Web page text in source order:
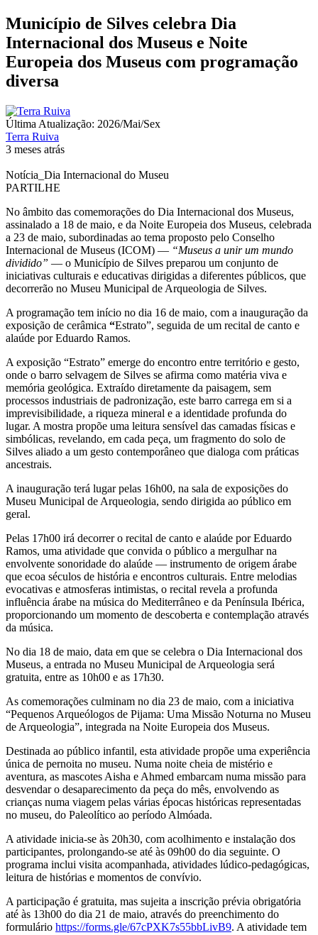
Município de Silves celebra Dia
Internacional dos Museus e Noite
Europeia dos Museus com programação
diversa
Última Atualização: 2026/Mai/Sex
Terra Ruiva
3 meses atrás
Notícia_Dia Internacional do Museu
PARTILHE
No âmbito das comemorações do Dia Internacional dos Museus,
assinalado a 18 de maio, e da Noite Europeia dos Museus, celebrada
a 23 de maio, subordinadas ao tema proposto pelo Conselho
Internacional de Museus (ICOM) — “Museus a unir um mundo
dividido” — o Município de Silves preparou um conjunto de
iniciativas culturais e educativas dirigidas a diferentes públicos, que
decorrerão no Museu Municipal de Arqueologia de Silves.
A programação tem início no dia 16 de maio, com a inauguração da
exposição de cerâmica “Estrato”, seguida de um recital de canto e
alaúde por Eduardo Ramos.
A exposição “Estrato” emerge do encontro entre território e gesto,
onde o barro selvagem de Silves se afirma como matéria viva e
memória geológica. Extraído diretamente da paisagem, sem
processos industriais de padronização, este barro carrega em si a
imprevisibilidade, a riqueza mineral e a identidade profunda do
lugar. A mostra propõe uma leitura sensível das camadas físicas e
simbólicas, revelando, em cada peça, um fragmento do solo de
Silves aliado a um gesto contemporâneo que dialoga com práticas
ancestrais.
A inauguração terá lugar pelas 16h00, na sala de exposições do
Museu Municipal de Arqueologia, sendo dirigida ao público em
geral.
Pelas 17h00 irá decorrer o recital de canto e alaúde por Eduardo
Ramos, uma atividade que convida o público a mergulhar na
envolvente sonoridade do alaúde — instrumento de origem árabe
que ecoa séculos de história e encontros culturais. Entre melodias
evocativas e atmosferas intimistas, o recital revela a profunda
influência árabe na música do Mediterrâneo e da Península Ibérica,
proporcionando um momento de descoberta e contemplação através
da música.
No dia 18 de maio, data em que se celebra o Dia Internacional dos
Museus, a entrada no Museu Municipal de Arqueologia será
gratuita, entre as 10h00 e as 17h30.
As comemorações culminam no dia 23 de maio, com a iniciativa
“Pequenos Arqueólogos de Pijama: Uma Missão Noturna no Museu
de Arqueologia”, integrada na Noite Europeia dos Museus.
Destinada ao público infantil, esta atividade propõe uma experiência
única de pernoita no museu. Numa noite cheia de mistério e
aventura, as mascotes Aisha e Ahmed embarcam numa missão para
desvendar o desaparecimento da peça do mês, envolvendo as
crianças numa viagem pelas várias épocas históricas representadas
no museu, do Paleolítico ao período Almóada.
A atividade inicia-se às 20h30, com acolhimento e instalação dos
participantes, prolongando-se até às 09h00 do dia seguinte. O
programa inclui visita acompanhada, atividades lúdico-pedagógicas,
leitura de histórias e momentos de convívio.
A participação é gratuita, mas sujeita a inscrição prévia obrigatória
até às 13h00 do dia 21 de maio, através do preenchimento do
formulário https://forms.gle/67cPXK7s55bbLivB9. A atividade tem